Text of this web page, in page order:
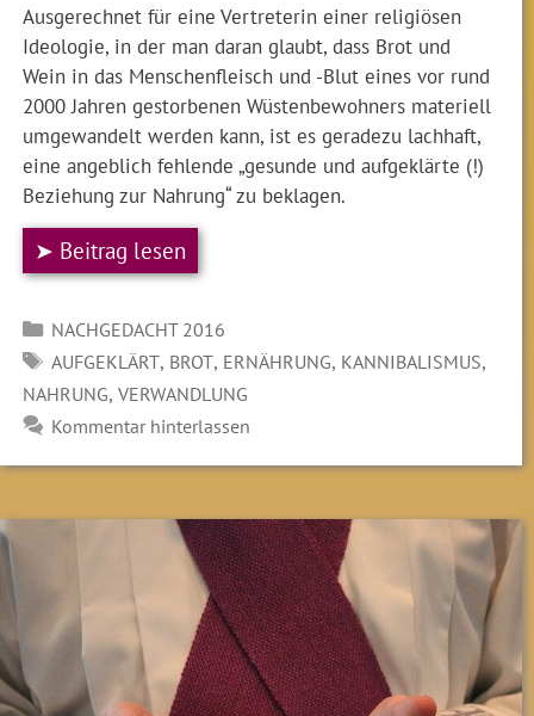
Ausgerechnet für eine Vertreterin einer religiösen
Ideologie, in der man daran glaubt, dass Brot und
Wein in das Menschenfleisch und -Blut eines vor rund
2000 Jahren gestorbenen Wüstenbewohners materiell
umgewandelt werden kann, ist es geradezu lachhaft,
eine angeblich fehlende „gesunde und aufgeklärte (!)
Beziehung zur Nahrung“ zu beklagen.
➤ Beitrag lesen
Kategorien
NACHGEDACHT 2016
SCHLAGWÖRTER
AUFGEKLÄRT, BROT, ERNÄHRUNG, KANNIBALISMUS,
NAHRUNG,VERWANDLUNG
Kommentar hinterlassen